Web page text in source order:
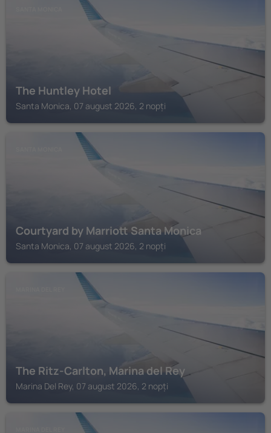
The Huntley Hotel
Santa Monica, 07 august 2026, 2 nopți
Courtyard by Marriott Santa Monica
Santa Monica, 07 august 2026, 2 nopți
The Ritz-Carlton, Marina del Rey
Marina Del Rey, 07 august 2026, 2 nopți